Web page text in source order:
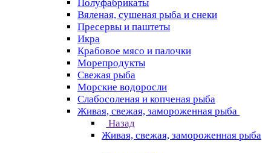
Полуфабрикаты
Вяленая, сушеная рыба и снеки
Пресервы и паштеты
Икра
Крабовое мясо и палочки
Морепродукты
Свежая рыба
Морские водоросли
Слабосоленая и копченая рыба
Живая, свежая, замороженная рыба
Назад
Живая, свежая, замороженная рыба